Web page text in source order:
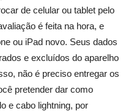
de celular ou tablet pelo
é feita na hora, e
ou iPad novo. Seus dados
e excluídos do aparelho
não é preciso entregar os
pretender dar como
e cabo lightning, por